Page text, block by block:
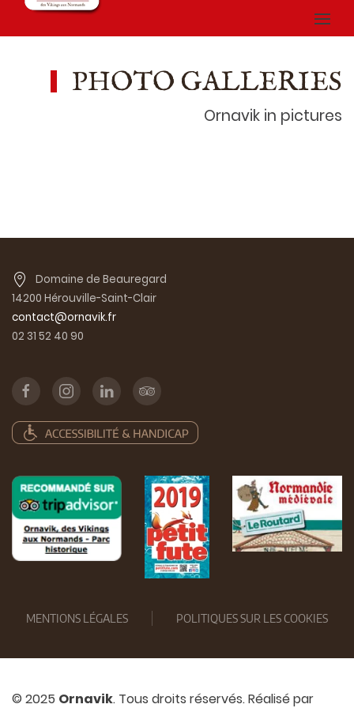
PHOTO GALLERIES
Ornavik in pictures
Domaine de Beauregard
14200 Hérouville-Saint-Clair
contact@ornavik.fr
02 31 52 40 90
MENTIONS LÉGALES POLITIQUES SUR LES COOKIES
© 2025 Ornavik. Tous droits réservés. Réalisé par